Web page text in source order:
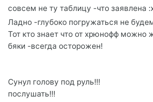
совсем не ту таблицу -что заявлена
Ладно -глубоко погружаться не
Тот кто знает что от хрюнофф можно
бяки -всегда осторожен!
Сунул голову под руль!!!
послушать!!!